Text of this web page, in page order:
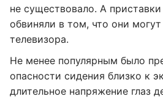
не существовало. А
обвиняли в том, что они
телевизора.
Не менее популярным было
опасности сидения близко к
длительное напряжение глаз